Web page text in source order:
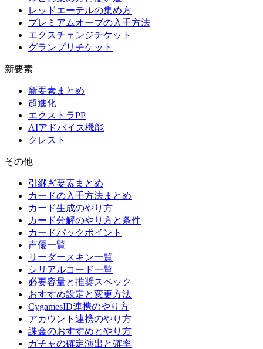
レッドエーテルの集め方
プレミアムオーブの入手方法
エクスチェンジチケット
グランプリチケット
新要素
新要素まとめ
超進化
エクストラPP
AIアドバイス機能
クレスト
その他
引継ぎ要素まとめ
カードの入手方法まとめ
カード生成のやり方
カード分解のやり方と条件
カードパックポイント
声優一覧
リーダースキン一覧
シリアルコード一覧
必要容量と推奨スペック
おすすめ設定と変更方法
CygamesID連携のやり方
アカウント連携のやり方
課金のおすすめとやり方
ガチャの確定演出と確率